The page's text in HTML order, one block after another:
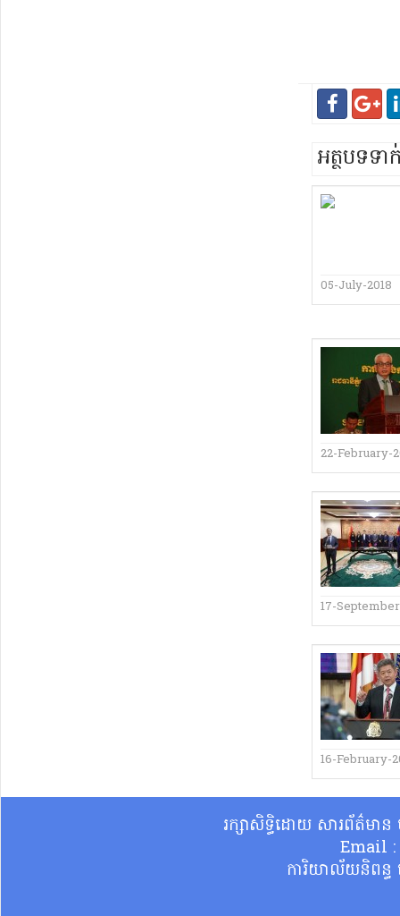
អត្ថបទទ
05-July-2018
22-February-
17-
16-February-
រក្សាសិទ្ធិដោយ សារព័ត៌មា
Email
ការិយាល័យនិពន្ធ